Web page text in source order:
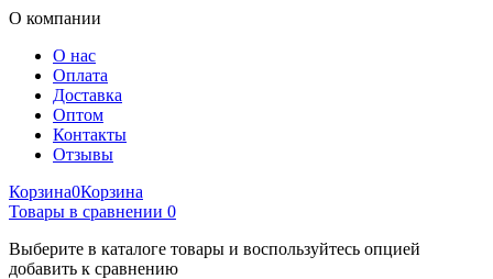
О компании
О нас
Оплата
Доставка
Оптом
Контакты
Отзывы
Корзина0Корзина
Товары в сравнении 0
Выберите в каталоге товары и воспользуйтесь опцией
добавить к сравнению